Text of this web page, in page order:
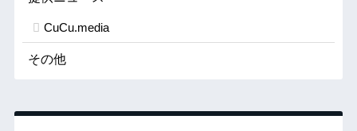
CuCu.media
その他